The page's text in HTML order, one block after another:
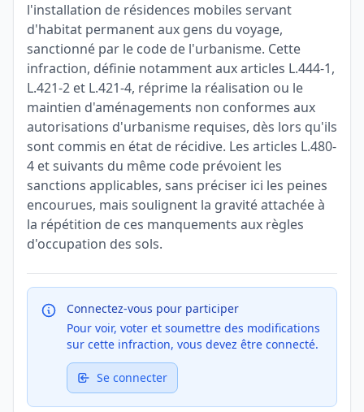
l'installation de résidences mobiles servant
d'habitat permanent aux gens du voyage,
sanctionné par le code de l'urbanisme. Cette
infraction, définie notamment aux articles L.444-1,
L.421-2 et L.421-4, réprime la réalisation ou le
maintien d'aménagements non conformes aux
autorisations d'urbanisme requises, dès lors qu'ils
sont commis en état de récidive. Les articles L.480-
4 et suivants du même code prévoient les
sanctions applicables, sans préciser ici les peines
encourues, mais soulignent la gravité attachée à
la répétition de ces manquements aux règles
d'occupation des sols.
Connectez-vous pour participer
Pour voir, voter et soumettre des modifications
sur cette infraction, vous devez être connecté.
Se connecter